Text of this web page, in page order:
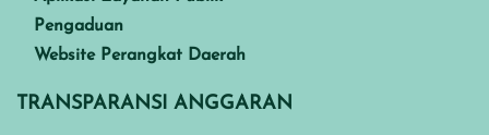
Pengaduan
Website Perangkat Daerah
TRANSPARANSI ANGGARAN